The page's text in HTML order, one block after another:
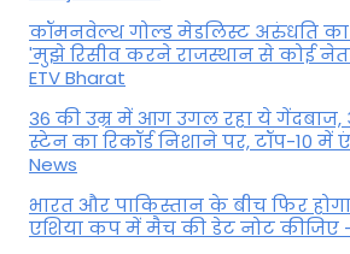
कॉमनवेल्थ गोल्ड मे​डलिस्ट अरुंधति का
'मुझे रिसीव करने राजस्थान से कोई
ETV Bharat
36 की उम्र में आग उगल रहा ये
स्टेन का रिकॉर्ड निशाने पर, टॉप-10 में
News
भारत और पाकिस्तान के बीच फिर
एशिया कप में मैच की डेट नोट कीजिए -